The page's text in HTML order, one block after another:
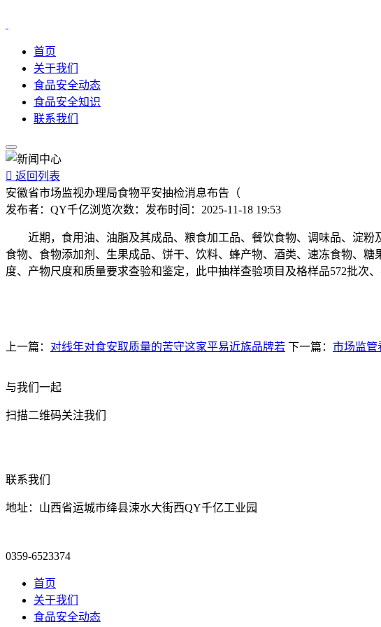
首页
关于我们
食品安全动态
食品安全知识
联系我们
 返回列表
安徽省市场监视办理局食物平安抽检消息布告（
发布者： QY千亿浏览次数： 发布时间： 2025-11-18 19:53
近期，食用油、油脂及其成品、粮食加工品、餐饮食物、调味品、淀粉
食物、食物添加剂、生果成品、饼干、饮料、蜂产物、酒类、速冻食物、
度、产物尺度和质量要求查验和鉴定，此中抽样查验项目及格样品572批次
上一篇： 对线年对食安取质量的苦守这家平易近族品牌若 下一篇： 市场监管
与我们一起
扫描二维码关注我们
联系我们
地址：山西省运城市绛县涑水大街西QY千亿工业园
0359-6523374
首页
关于我们
食品安全动态